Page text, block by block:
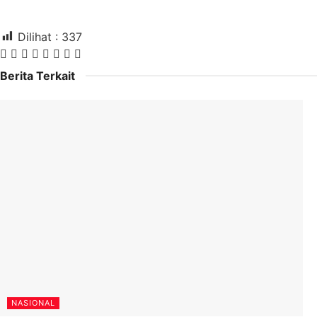
Dilihat : 337
Berita Terkait
NASIONAL